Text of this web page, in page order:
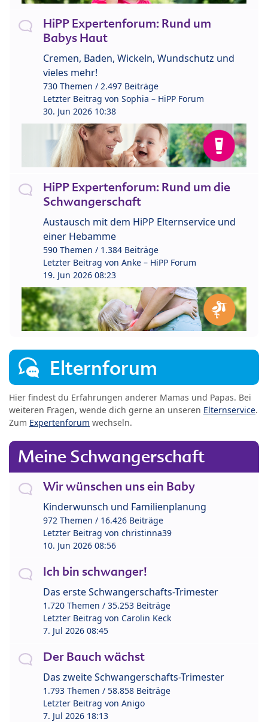
HiPP Expertenforum: Rund um
Babys Haut
Cremen, Baden, Wickeln, Wundschutz und
vieles mehr!
730 Themen / 2.497 Beiträge
Letzter Beitrag von Sophia – HiPP Forum
30. Jun 2026 10:38
HiPP Expertenforum: Rund um die
Schwangerschaft
Austausch mit dem HiPP Elternservice und
einer Hebamme
590 Themen / 1.384 Beiträge
Letzter Beitrag von Anke – HiPP Forum
19. Jun 2026 08:23
Elternforum
Hier findest du Erfahrungen anderer Mamas und Papas. Bei
weiteren Fragen, wende dich gerne an unseren Elternservice.
Zum Expertenforum wechseln.
Meine Schwangerschaft
Wir wünschen uns ein Baby
Kinderwunsch und Familienplanung
972 Themen / 16.426 Beiträge
Letzter Beitrag von christinna39
10. Jun 2026 08:56
Ich bin schwanger!
Das erste Schwangerschafts-Trimester
1.720 Themen / 35.253 Beiträge
Letzter Beitrag von Carolin Keck
7. Jul 2026 08:45
Der Bauch wächst
Das zweite Schwangerschafts-Trimester
1.793 Themen / 58.858 Beiträge
Letzter Beitrag von Anigo
7. Jul 2026 18:13